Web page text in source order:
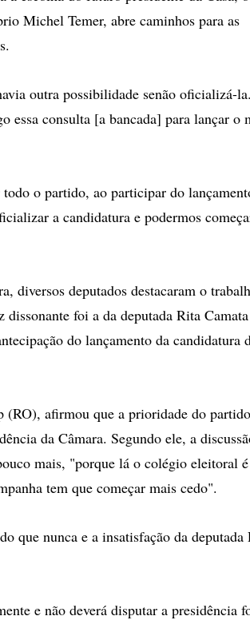
Michel Temer, abre caminhos para as
outra possibilidade senão oficializá-
essa consulta [a bancada] para lançar o
o partido, ao participar do
a candidatura e podermos
diversos deputados destacaram o
foi a da deputada Rita Camata
do lançamento da candidatura
afirmou que a prioridade do
da Câmara. Segundo ele, a
mais, "porque lá o colégio eleitoral
tem que começar mais cedo".
que nunca e a insatisfação da deputada
e não deverá disputar a presidência